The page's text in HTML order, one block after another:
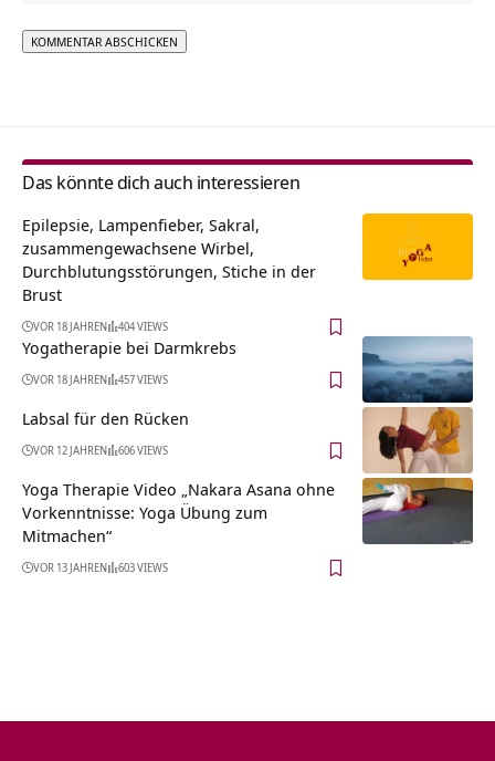
Das könnte dich auch interessieren
Epilepsie, Lampenfieber, Sakral,
zusammengewachsene Wirbel,
Durchblutungsstörungen, Stiche in der
Brust
VOR 18 JAHREN 404 VIEWS
Yogatherapie bei Darmkrebs
VOR 18 JAHREN 457 VIEWS
Labsal für den Rücken
VOR 12 JAHREN 606 VIEWS
Yoga Therapie Video „Nakara Asana ohne
Vorkenntnisse: Yoga Übung zum
Mitmachen“
VOR 13 JAHREN 603 VIEWS